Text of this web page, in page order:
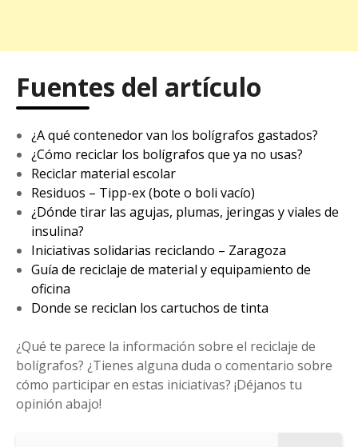
Fuentes del artículo
¿A qué contenedor van los bolígrafos gastados?
¿Cómo reciclar los bolígrafos que ya no usas?
Reciclar material escolar
Residuos – Tipp-ex (bote o boli vacío)
¿Dónde tirar las agujas, plumas, jeringas y viales de
insulina?
Iniciativas solidarias reciclando – Zaragoza
Guía de reciclaje de material y equipamiento de
oficina
Donde se reciclan los cartuchos de tinta
¿Qué te parece la información sobre el reciclaje de
bolígrafos? ¿Tienes alguna duda o comentario sobre
cómo participar en estas iniciativas? ¡Déjanos tu
opinión abajo!